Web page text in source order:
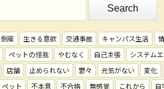
倒産 生きる意欲 交通事故 キャンパス生活
ペットの怪我 やむなく 自己主張 システム
店舗 止められない 鬱々 元気がない 変化
ペット 不本意 不合格 無感覚 これから 自